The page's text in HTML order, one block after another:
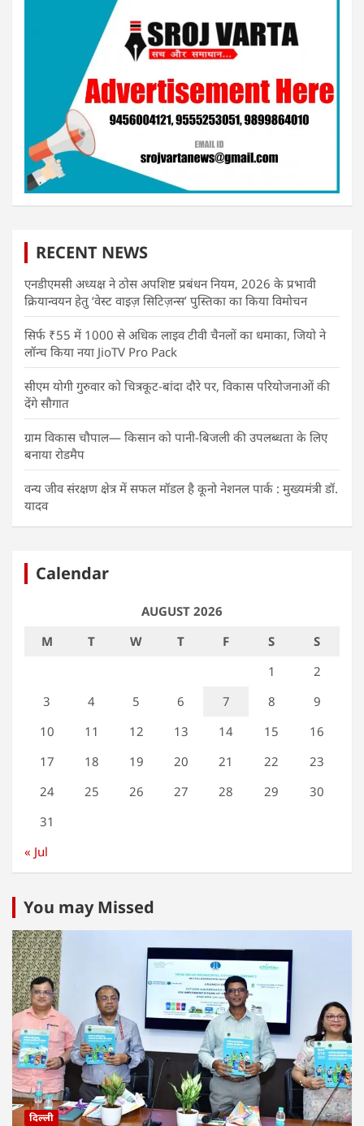
RECENT NEWS
एनडीएमसी अध्यक्ष ने ठोस अपशिष्ट प्रबंधन नियम, 2026 के प्रभावी
क्रियान्वयन हेतु ‘वेस्ट वाइज़ सिटिज़न्स’ पुस्तिका का किया विमोचन
सिर्फ ₹55 में 1000 से अधिक लाइव टीवी चैनलों का धमाका, जियो ने
लॉन्च किया नया JioTV Pro Pack
सीएम योगी गुरुवार को चित्रकूट-बांदा दौरे पर, विकास परियोजनाओं की
देंगे सौगात
ग्राम विकास चौपाल— किसान को पानी-बिजली की उपलब्धता के लिए
बनाया रोडमैप
वन्य जीव संरक्षण क्षेत्र में सफल मॉडल है कूनो नेशनल पार्क : मुख्यमंत्री डॉ.
यादव
Calendar
AUGUST 2026
M
T W T F S
S
1
2
3
4 5 6 7 8
9
10
11 12 13 14 15
16
17
18 19 20 21 22
23
24
25 26 27 28 29
30
31
« Jul
You may Missed
दिल्ली